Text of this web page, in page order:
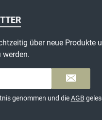
über neue Produkte
genommen und dieAGB